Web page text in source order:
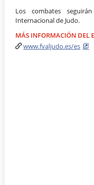
Los combates
Internacional de Judo.
MÁS INFORMACIÓN DEL
www.fvaljudo.es/es